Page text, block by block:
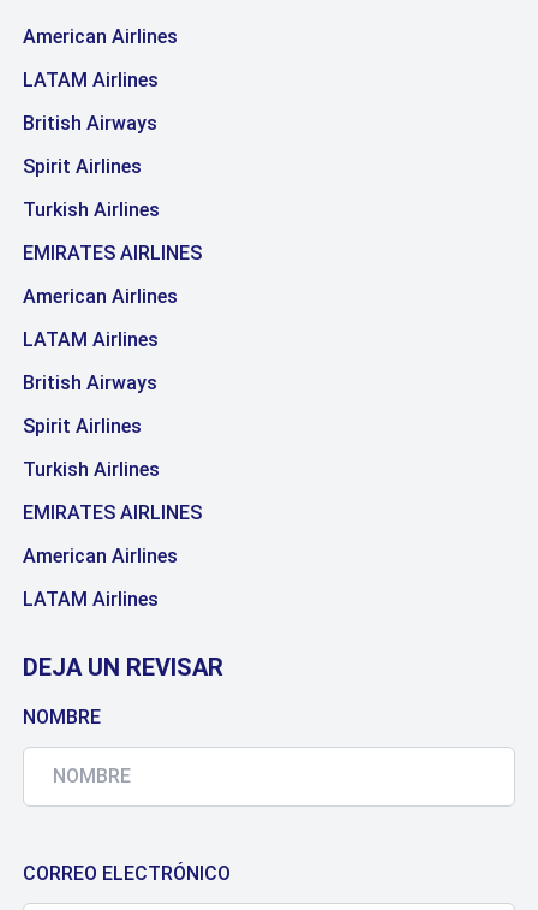
American Airlines
LATAM Airlines
British Airways
Spirit Airlines
Turkish Airlines
EMIRATES AIRLINES
American Airlines
LATAM Airlines
British Airways
Spirit Airlines
Turkish Airlines
EMIRATES AIRLINES
American Airlines
LATAM Airlines
DEJA UN REVISAR
NOMBRE
CORREO ELECTRÓNICO